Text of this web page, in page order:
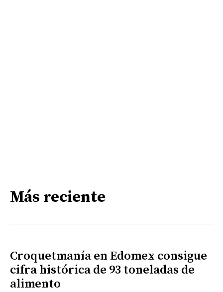
Más reciente
Croquetmanía en Edomex consigue
cifra histórica de 93 toneladas de
alimento